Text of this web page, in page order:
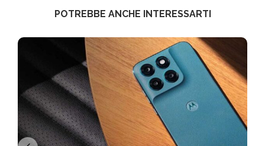
POTREBBE ANCHE INTERESSARTI